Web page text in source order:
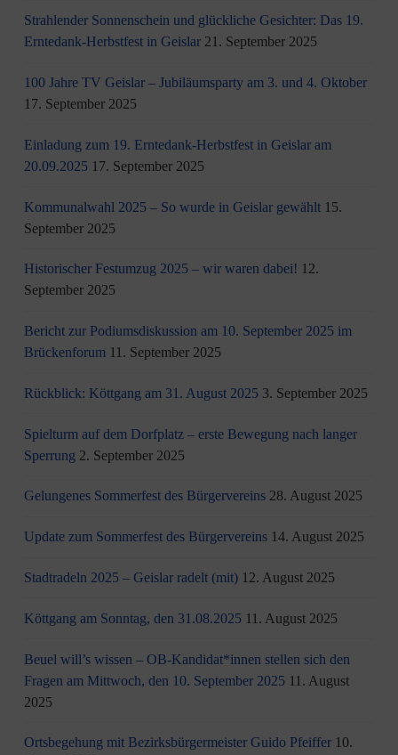
Strahlender Sonnenschein und glückliche Gesichter: Das 19.
Erntedank-Herbstfest in Geislar 21. September 2025
100 Jahre TV Geislar – Jubiläumsparty am 3. und 4. Oktober
17. September 2025
Einladung zum 19. Erntedank-Herbstfest in Geislar am
20.09.2025 17. September 2025
Kommunalwahl 2025 – So wurde in Geislar gewählt 15.
September 2025
Historischer Festumzug 2025 – wir waren dabei! 12.
September 2025
Bericht zur Podiumsdiskussion am 10. September 2025 im
Brückenforum 11. September 2025
Rückblick: Köttgang am 31. August 2025 3. September 2025
Spielturm auf dem Dorfplatz – erste Bewegung nach langer
Sperrung 2. September 2025
Gelungenes Sommerfest des Bürgervereins 28. August 2025
Update zum Sommerfest des Bürgervereins 14. August 2025
Stadtradeln 2025 – Geislar radelt (mit) 12. August 2025
Köttgang am Sonntag, den 31.08.2025 11. August 2025
Beuel will’s wissen – OB-Kandidat*innen stellen sich den
Fragen am Mittwoch, den 10. September 2025 11. August
2025
Ortsbegehung mit Bezirksbürgermeister Guido Pfeiffer 10.